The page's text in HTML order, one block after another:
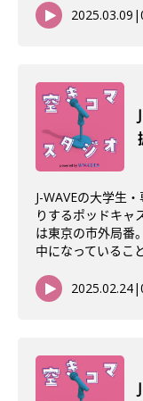
2025.03.09 |
J-WAVEの大学生
りするポッドキャ
は東京の市外局番
中になっているこ
2025.02.24|